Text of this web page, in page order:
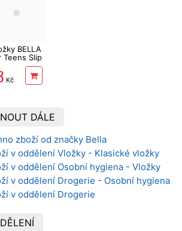
BELLA
Teens Slip
20 ks
Kč
DÁLE
zboží od značky Bella
v oddělení Vložky - Klasické vložky
v oddělení Osobní hygiena - Vložky
v oddělení Drogerie - Osobní hygiena
v oddělení Drogerie